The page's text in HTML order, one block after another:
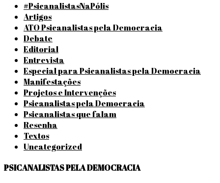
#PsicanalistasNaPólis
Artigos
ATO Psicanalistas pela Democracia
Debate
Editorial
Entrevista
Especial para Psicanalistas pela Democracia
Manifestações
Projetos e Intervenções
Psicanalistas pela Democracia
Psicanalistas que falam
Resenha
Textos
Uncategorized
PSICANALISTAS PELA DEMOCRACIA